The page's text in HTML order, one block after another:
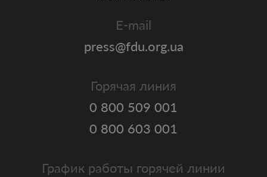
E-mail
press@fdu.org.ua
Горячая линия
0 800 509 001
0 800 603 001
График работы горячей линии